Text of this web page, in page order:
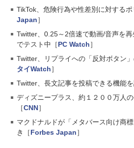
TikTok、危険行為や性差別に対する
Japan］
Twitter、0.25～2倍速で動画/音声を
でテスト中［PC Watch］
Twitter、リプライへの「反対ボタン
タイWatch］
Twitter、長文記事を投稿できる機能
ディズニープラス、約１２００万人
［CNN］
マクドナルドが「メタバース向け商
き［Forbes Japan］